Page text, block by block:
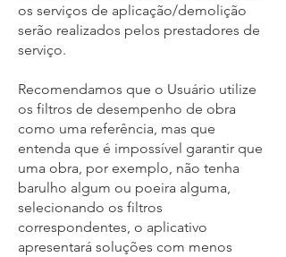
os serviços de aplicação/demolição
serão realizados pelos prestadores de
serviço.
Recomendamos que o Usuário utilize
os filtros de desempenho de obra
como uma referência, mas que
entenda que é impossível garantir que
uma obra, por exemplo, não tenha
barulho algum ou poeira alguma,
selecionando os filtros
correspondentes, o aplicativo
apresentará soluções com menos